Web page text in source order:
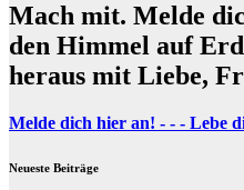
Mach mit. Melde
den Himmel auf
heraus mit Liebe,
Melde dich hier an! - - - Lebe
Neueste Beiträge